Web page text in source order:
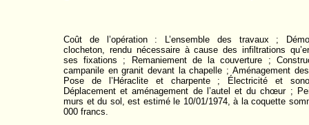
Coût de l’opération : L’ensemble des travaux ;
clocheton, rendu nécessaire à cause des infiltrations
ses fixations ; Remaniement de la couverture ;
campanile en granit devant la chapelle ; Aménagement
Pose de l’Héraclite et charpente ; Électricité et
Déplacement et aménagement de l’autel et du chœur ;
murs et du sol, est estimé le 10/01/1974, à la coquette
000 francs.